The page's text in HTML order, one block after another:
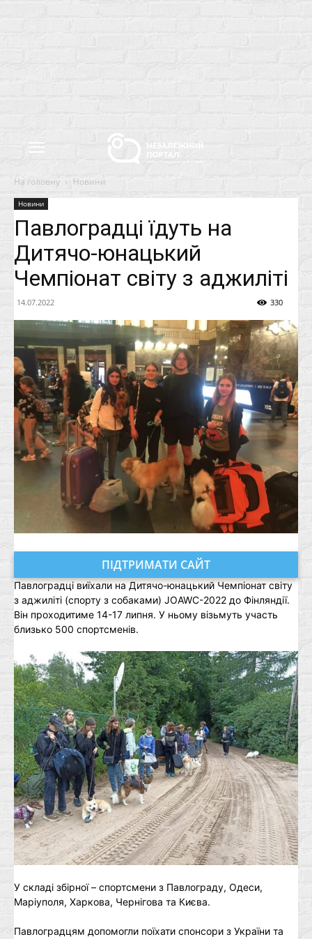
На головну Новини
Новини
Павлоградці їдуть на
Дитячо-юнацький
Чемпіонат світу з аджиліті
14.07.2022 330
ПІДТРИМАТИ САЙТ
Павлоградці виїхали на Дитячо-юнацький Чемпіонат світу
з аджиліті (спорту з собаками) JOAWC-2022 до Фінляндії.
Він проходитиме 14-17 липня. У ньому візьмуть участь
близько 500 спортсменів.
У складі збірної – спортсмени з Павлограду, Одеси,
Маріуполя, Харкова, Чернігова та Києва.
Павлоградцям допомогли поїхати спонсори з України та